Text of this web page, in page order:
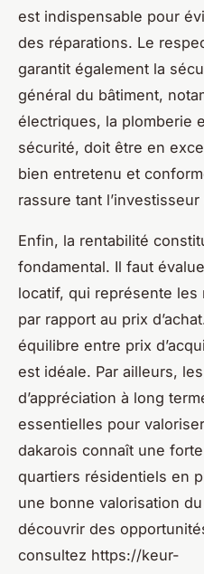
est indispensable pour
des réparations. Le
garantit également la
général du bâtiment,
électriques, la plomberie
sécurité, doit être en
bien entretenu et
rassure tant
Enfin, la rentabilité
fondamental. Il faut
locatif, qui représente
par rapport au prix
équilibre entre prix
est idéale. Par ailleurs,
d’appréciation à long
essentielles pour
dakarois connaît une
quartiers résidentiels en
une bonne valorisation
découvrir des
consultez https://keur-